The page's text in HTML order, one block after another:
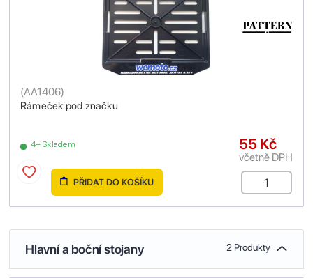
Rámeček pod značku
(AA1406)
4+ Skladem 55 Kč
včetně DPH
PŘIDAT DO KOŠÍKU
Hlavní a boční stojany 2 Produkty